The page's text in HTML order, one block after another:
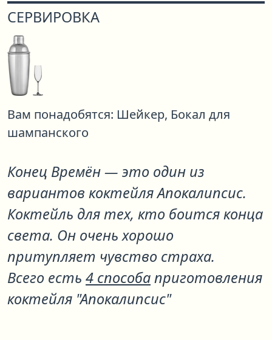
СЕРВИРОВКА
Вам понадобятся: Шейкер, Бокал для
шампанского
Конец Времён— это один из
вариантов коктейляАпокалипсис.
Коктейль для тех, кто боится конца
света. Он очень хорошо
притупляет чувство страха.
Всего есть 4 способаприготовления
коктейля "Апокалипсис"